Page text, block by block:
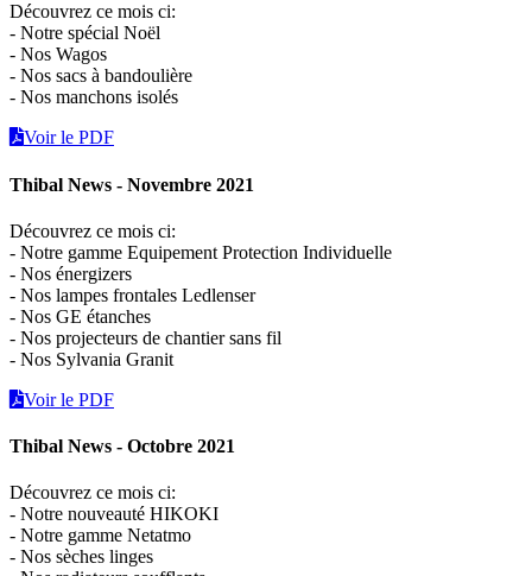
Découvrez ce mois ci:
- Notre spécial Noël
- Nos Wagos
- Nos sacs à bandoulière
- Nos manchons isolés
Voir le PDF
Thibal News - Novembre 2021
Découvrez ce mois ci:
- Notre gamme Equipement Protection Individuelle
- Nos énergizers
- Nos lampes frontales Ledlenser
- Nos GE étanches
- Nos projecteurs de chantier sans fil
- Nos Sylvania Granit
Voir le PDF
Thibal News - Octobre 2021
Découvrez ce mois ci:
- Notre nouveauté HIKOKI
- Notre gamme Netatmo
- Nos sèches linges